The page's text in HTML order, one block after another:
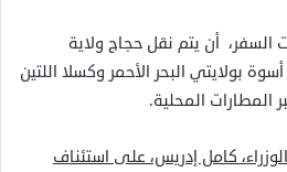
أن يتم نقل حجاج ولاية
بولايتي البحر الأحمر وكسلا اللتين
المطارات المحلية.
كامل إدريس، على استئناف